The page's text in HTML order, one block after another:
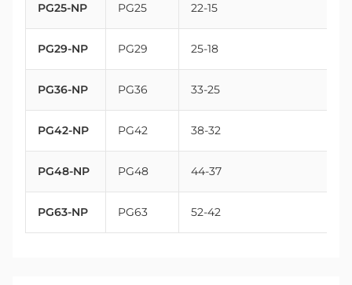
PG25-NP PG25 22-15
PG29-NP PG29 25-18
PG36-NP PG36 33-25
PG42-NP PG42 38-32
PG48-NP PG48 44-37
PG63-NP PG63 52-42